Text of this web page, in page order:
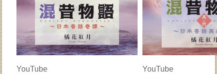
YouTube YouTube